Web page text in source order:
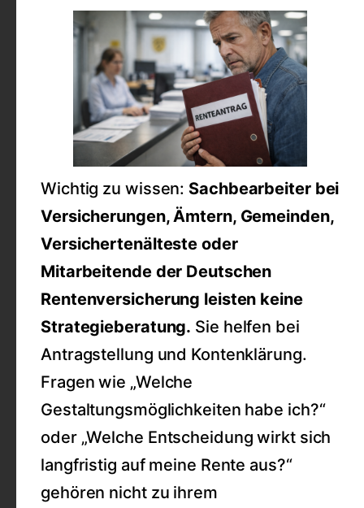
Wichtig zu wissen: Sachbearbeiter bei
Versicherungen, Ämtern, Gemeinden,
Versichertenälteste oder
Mitarbeitende der Deutschen
Rentenversicherung leisten keine
Strategieberatung. Sie helfen bei
Antragstellung und Kontenklärung.
Fragen wie „Welche
Gestaltungsmöglichkeiten habe ich?“
oder „Welche Entscheidung wirkt sich
langfristig auf meine Rente aus?“
gehören nicht zu ihrem